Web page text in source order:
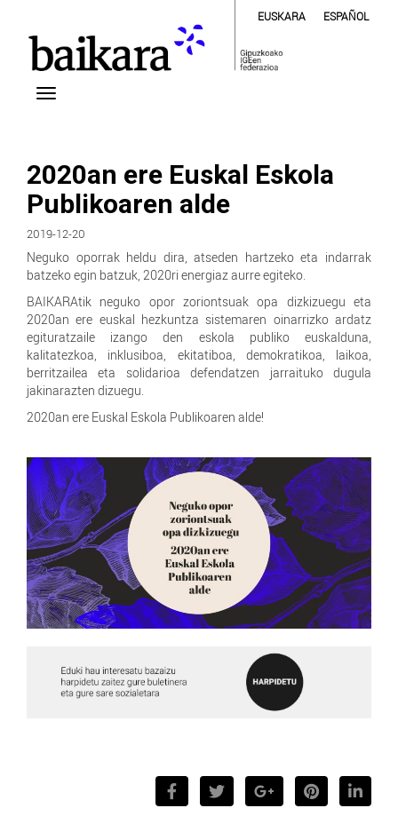
EUSKARA ESPAÑOL
2020an ere Euskal Eskola
Publikoaren alde
2019-12-20
Neguko oporrak heldu dira, atseden hartzeko eta indarrak
batzeko egin batzuk, 2020ri energiaz aurre egiteko.
BAIKARAtik neguko opor zoriontsuak opa dizkizuegu eta
2020an ere euskal hezkuntza sistemaren oinarrizko ardatz
egituratzaile izango den eskola publiko euskalduna,
kalitatezkoa, inklusiboa, ekitatiboa, demokratikoa, laikoa,
berritzailea eta solidarioa defendatzen jarraituko dugula
jakinarazten dizuegu.
2020an ere Euskal Eskola Publikoaren alde!